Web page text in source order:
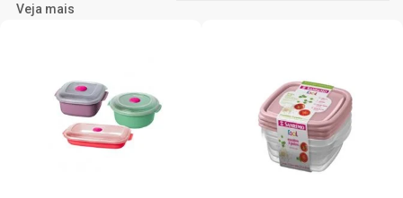
Veja mais